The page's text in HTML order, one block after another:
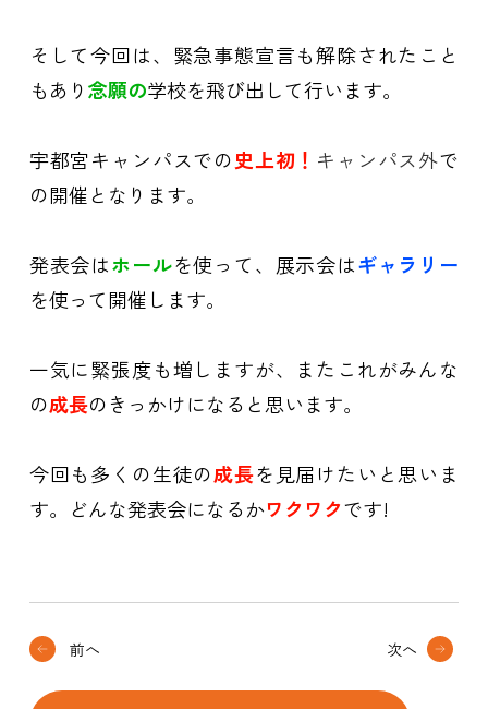
そして今回は、緊急事態宣言も解除されたこと
もあり念願の学校を飛び出して行います。
宇都宮キャンパスでの史上初！ キャンパス外で
の開催となります。
発表会はホールを使って、展示会はギャラリー
を使って開催します。
一気に緊張度も増しますが、またこれがみんな
の成長のきっかけになると思います。
今回も多くの生徒の成長を見届けたいと思いま
す。どんな発表会になるかワクワクです!
前へ 次へ